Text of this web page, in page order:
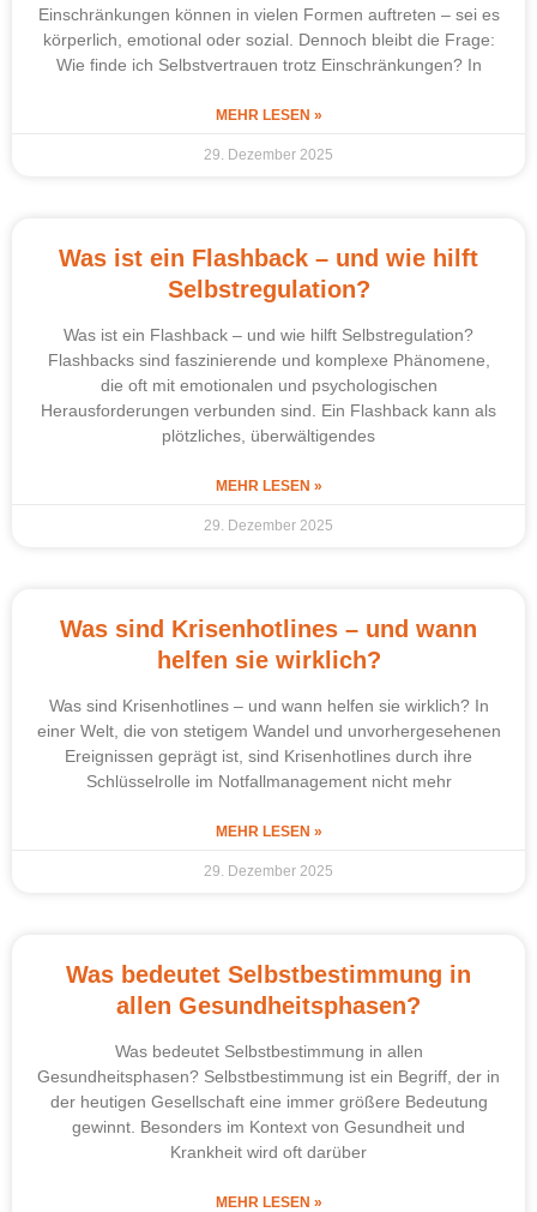
Einschränkungen können in vielen Formen auftreten – sei es
körperlich, emotional oder sozial. Dennoch bleibt die Frage:
Wie finde ich Selbstvertrauen trotz Einschränkungen? In
MEHR LESEN »
29. Dezember 2025
Was ist ein Flashback – und wie hilft
Selbstregulation?
Was ist ein Flashback – und wie hilft Selbstregulation?
Flashbacks sind faszinierende und komplexe Phänomene,
die oft mit emotionalen und psychologischen
Herausforderungen verbunden sind. Ein Flashback kann als
plötzliches, überwältigendes
MEHR LESEN »
29. Dezember 2025
Was sind Krisenhotlines – und wann
helfen sie wirklich?
Was sind Krisenhotlines – und wann helfen sie wirklich? In
einer Welt, die von stetigem Wandel und unvorhergesehenen
Ereignissen geprägt ist, sind Krisenhotlines durch ihre
Schlüsselrolle im Notfallmanagement nicht mehr
MEHR LESEN »
29. Dezember 2025
Was bedeutet Selbstbestimmung in
allen Gesundheitsphasen?
Was bedeutet Selbstbestimmung in allen
Gesundheitsphasen? Selbstbestimmung ist ein Begriff, der in
der heutigen Gesellschaft eine immer größere Bedeutung
gewinnt. Besonders im Kontext von Gesundheit und
Krankheit wird oft darüber
MEHR LESEN »